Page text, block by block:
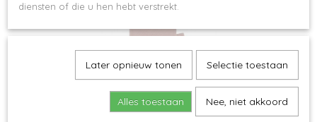
diensten of die u hen hebt verstrekt.
Later opnieuw tonen Selectie toestaan
Alles toestaan Nee, niet akkoord